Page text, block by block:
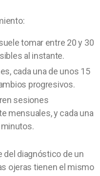
tomar entre 20 y 30
al instante.
cada una de unos 15
progresivos.
sesiones
mensuales, y cada una
del diagnóstico de un
ojeras tienen el mismo